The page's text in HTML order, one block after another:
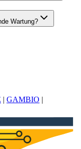
Wartung?
| GAMBIO |